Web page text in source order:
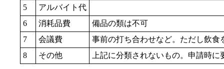
5
アルバイト代
6
消耗品費
備品の類は不可
7
会議費
事前の打ち合わせなど。ただし飲食
8
その他 上記に分類されないもの。申請時に